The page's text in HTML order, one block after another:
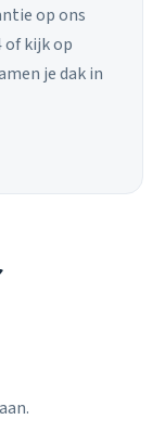
op ons
of kijk op
je dak in